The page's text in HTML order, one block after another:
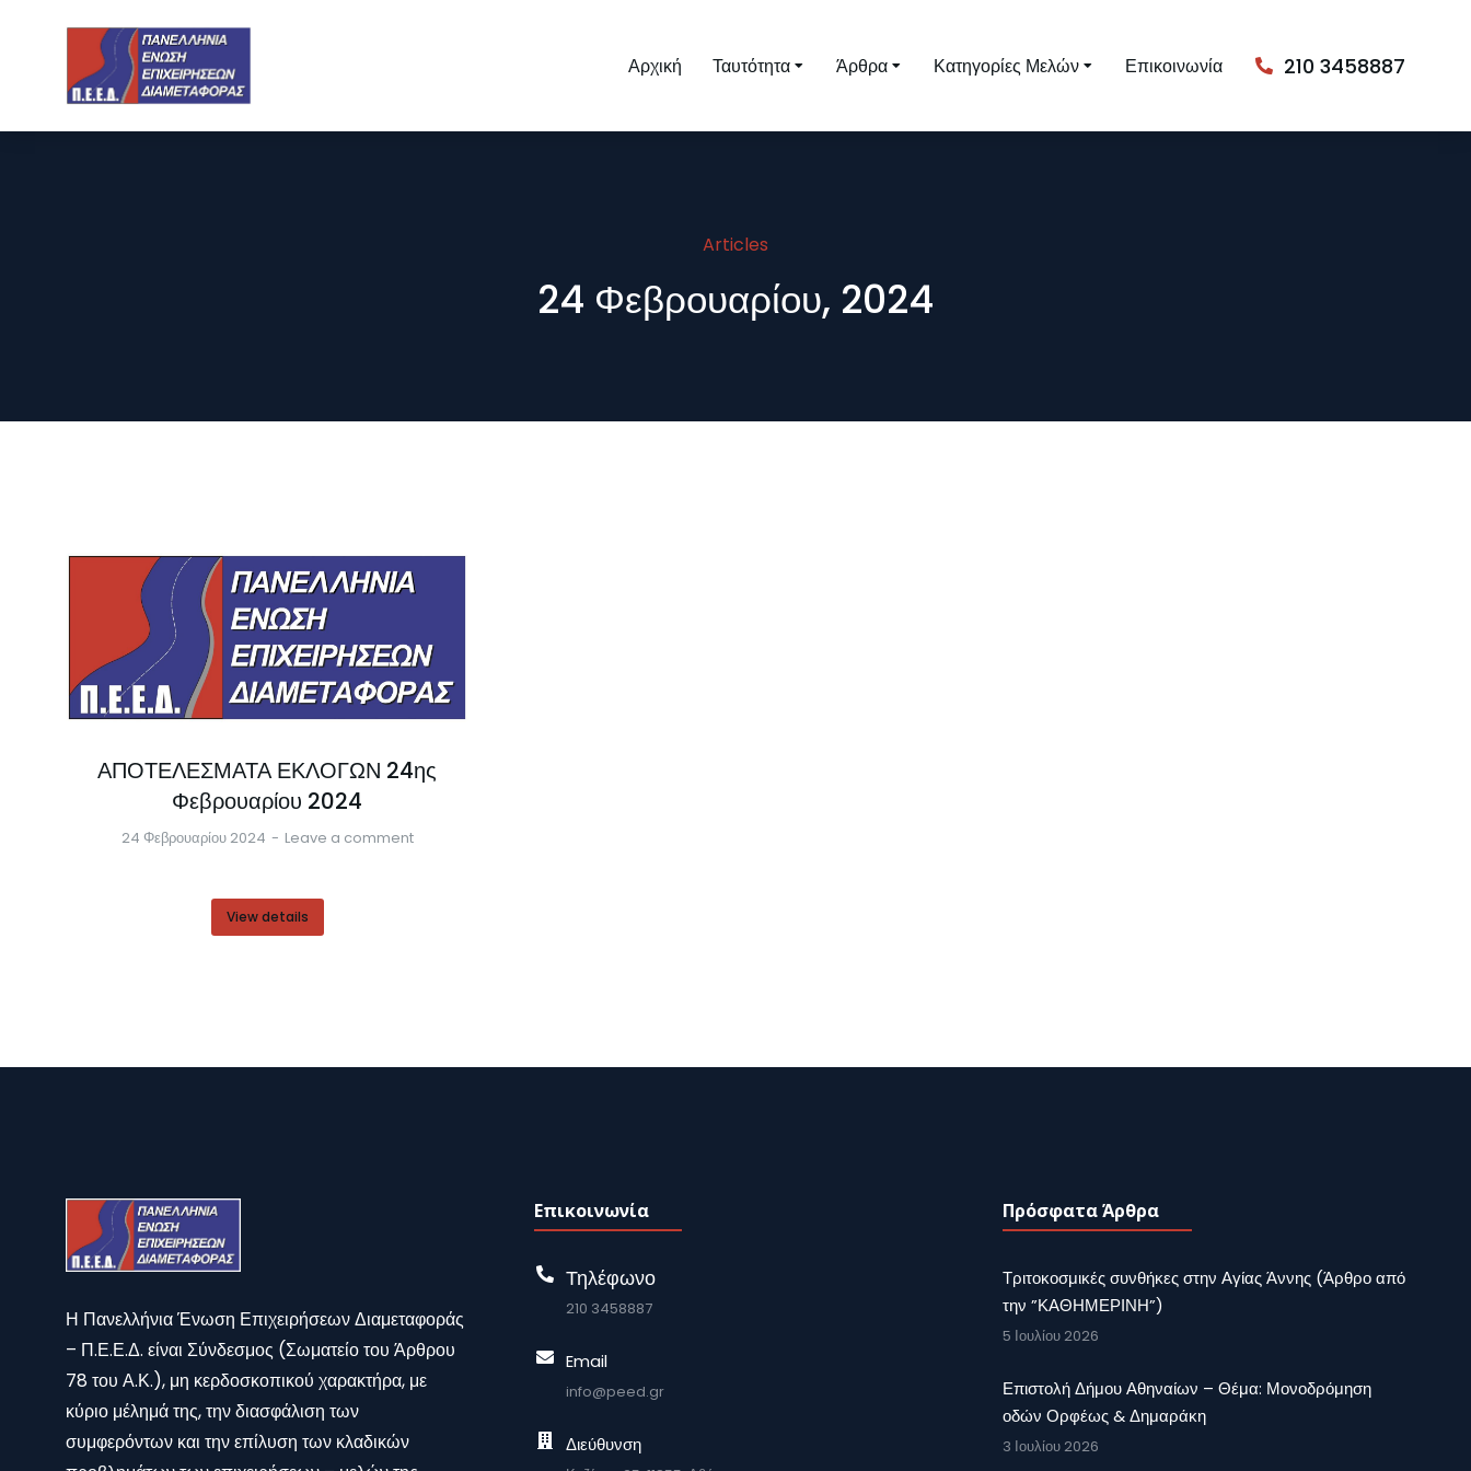
Αρχική Ταυτότητα Άρθρα Κατηγορίες Μελών Επικοινωνία 210 3458887
Articles
24 Φεβρουαρίου, 2024
ΑΠΟΤΕΛΕΣΜΑΤΑ ΕΚΛΟΓΩΝ 24ης
Φεβρουαρίου 2024
24 Φεβρουαρίου 2024 Leave a comment
View details
Η Πανελλήνια Ένωση Επιχειρήσεων Διαμεταφοράς
– Π.Ε.Ε.Δ. είναι Σύνδεσμος (Σωματείο του Άρθρου
78 του Α.Κ.), μη κερδοσκοπικού χαρακτήρα, με
κύριο μέλημά της, την διασφάλιση των
συμφερόντων και την επίλυση των κλαδικών
Επικοινωνία
Τηλέφωνο
210 3458887
Email
info@peed.gr
Διεύθυνση
Πρόσφατα Άρθρα
Τριτοκοσμικές συνθήκες στην Αγίας Άννης (Άρθρο από
την ”ΚΑΘΗΜΕΡΙΝΗ”)
5 Ιουλίου 2026
Επιστολή Δήμου Αθηναίων – Θέμα: Μονοδρόμηση
οδών Ορφέως & Δημαράκη
3 Ιουλίου 2026